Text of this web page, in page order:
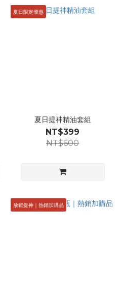
夏日限定優惠
夏日提神精油套組
NT$399
NT$600
放鬆提神｜熱銷加購品